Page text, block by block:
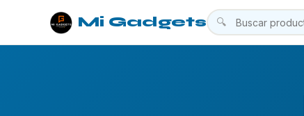
Mi Gadgets 🔍